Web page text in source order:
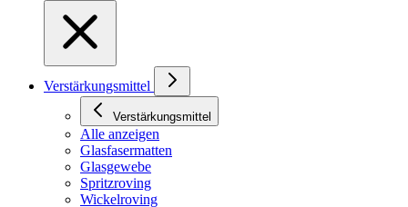
Verstärkungsmittel
Verstärkungsmittel
Alle anzeigen
Glasfasermatten
Glasgewebe
Spritzroving
Wickelroving